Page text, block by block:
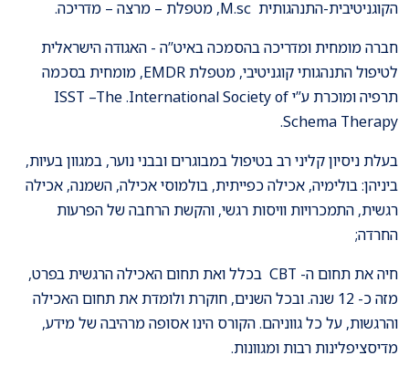
הקוגניטיבית-התנהגותית M.sc, מטפלת – מרצה – מדריכה.
חברה מומחית ומדריכה בהסמכה באיט”ה - האגודה הישראלית
לטיפול התנהגותי קוגניטיבי, מטפלת EMDR, מומחית בסכמה
תרפיה ומוכרת ע”י ISST –The .International Society of
Schema Therapy.
בעלת ניסיון קליני רב בטיפול במבוגרים ובבני נוער, במגוון בעיות,
ביניהן: בולימיה, אכילה כפייתית, בולמוסי אכילה, השמנה, אכילה
רגשית, התמכרויות וויסות רגשי, והקשת הרחבה של הפרעות
החרדה;
חיה את תחום ה- CBT בכלל ואת תחום האכילה הרגשית בפרט,
מזה כ- 12 שנה. ובכל השנים, חוקרת ולומדת את תחום האכילה
והרגשות, על כל גווניהם. הקורס הינו אסופה מרהיבה של מידע,
מדיסציפלינות רבות ומגוונות.